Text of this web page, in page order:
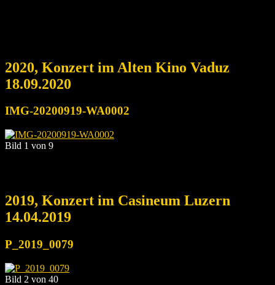
2020, Konzert im Alten Kino Vaduz
18.09.2020
IMG-20200919-WA0002
Bild 1 von 9
2019, Konzert im Casineum Luzern
14.04.2019
P_2019_0079
Bild 2 von 40